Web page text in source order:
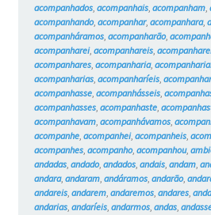
acompanhados, acompanhais, acompanham,
acompanhando, acompanhar, acompanhara,
acompanháramos, acompanharão,
acompanharei, acompanhareis,
acompanhares, acompanharia,
acompanharias, acompanharíeis,
acompanhasse, acompanhásseis,
acompanhasses, acompanhaste,
acompanhavam, acompanhávamos,
acompanhe, acompanhei, acompanheis,
acompanhes, acompanho, acompanhou,
andadas, andado, andados, andais, andam,
andara, andaram, andáramos, andarão,
andareis, andarem, andaremos, andares,
andarias, andaríeis, andarmos, andas,